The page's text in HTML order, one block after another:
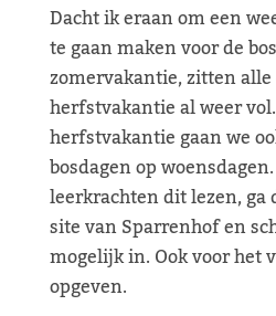
Dacht ik eraan om een
te gaan maken voor de
zomervakantie, zitten
herfstvakantie al weer
herfstvakantie gaan we
bosdagen op
leerkrachten dit lezen, ga
site van Sparrenhof en
mogelijk in. Ook voor het
opgeven.